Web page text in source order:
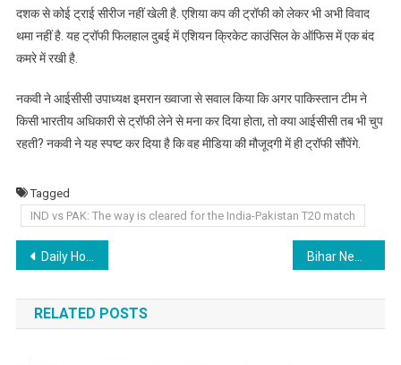
दशक से कोई ट्राई सीरीज नहीं खेली है. एशिया कप की ट्रॉफी को लेकर भी अभी विवाद
थमा नहीं है. यह ट्रॉफी फिलहाल दुबई में एशियन क्रिकेट काउंसिल के ऑफिस में एक बंद
कमरे में रखी है.
नकवी ने आईसीसी उपाध्यक्ष इमरान ख्वाजा से सवाल किया कि अगर पाकिस्तान टीम ने
किसी भारतीय अधिकारी से ट्रॉफी लेने से मना कर दिया होता, तो क्या आईसीसी तब भी चुप
रहती? नकवी ने यह स्पष्ट कर दिया है कि वह मीडिया की मौजूदगी में ही ट्रॉफी सौंपेंगे.
Tagged
IND vs PAK: The way is cleared for the India-Pakistan T20 match
Post
navigation
Daily Horoscope : क्या कहते है आज आपके सितारे, कैसा रहेगा आज का दिन, जानिए…..
RELATED POSTS